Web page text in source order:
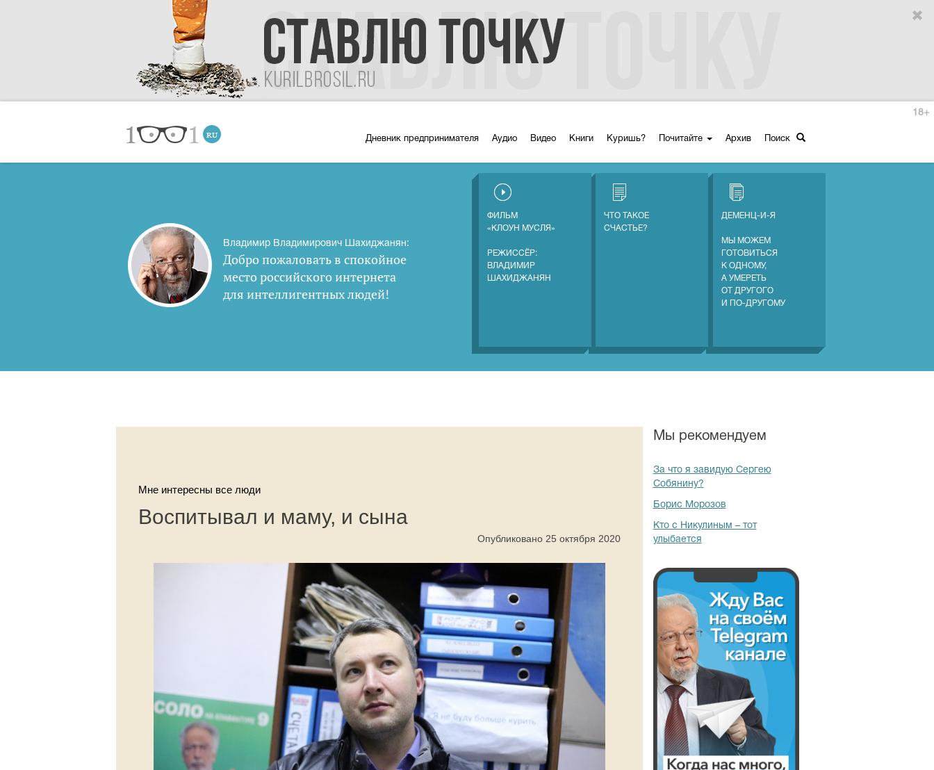
Дневник предпринимателя Аудио Видео Книги Куришь? Почитайте Архив Поиск
18+
Владимир Владимирович Шахиджанян:
Добро пожаловать в спокойное
место российского интернета
для интеллигентных людей!
ФИЛЬМ
«КЛОУН МУСЛЯ»
РЕЖИССЁР:
ВЛАДИМИР
ШАХИДЖАНЯН
ЧТО ТАКОЕ
СЧАСТЬЕ?
ДЕМЕНЦ-И-Я
МЫ МОЖЕМ
ГОТОВИТЬСЯ
К ОДНОМУ,
А УМЕРЕТЬ
ОТ ДРУГОГО
И ПО-ДРУГОМУ
Мне интересны все люди
Воспитывал и маму, и сына
Опубликовано 25 октября 2020
Мы рекомендуем
За что я завидую Сергею
Собянину?
Борис Морозов
Кто с Никулиным – тот
улыбается